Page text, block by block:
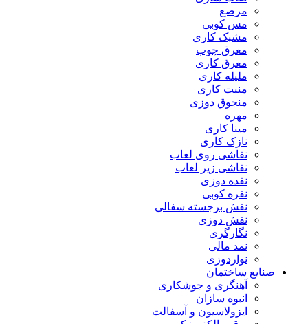
مرصع
مس کوبی
مشبک کاری
معرق چوب
معرق کاری
مليله کاری
منبت کاری
منجوق دوزی
مهره
مینا کاری
نازک کاری
نقاشی روی لعاب
نقاشی زیر لعاب
نقده دوزی
نقره کوبی
نقش برجسته سفالی
نقش دوزی
نگارگری
نمد مالی
نواردوزی
صنایع ساختمان
آهنگری و جوشکاری
انبوه سازان
ایزولاسیون و آسفالت